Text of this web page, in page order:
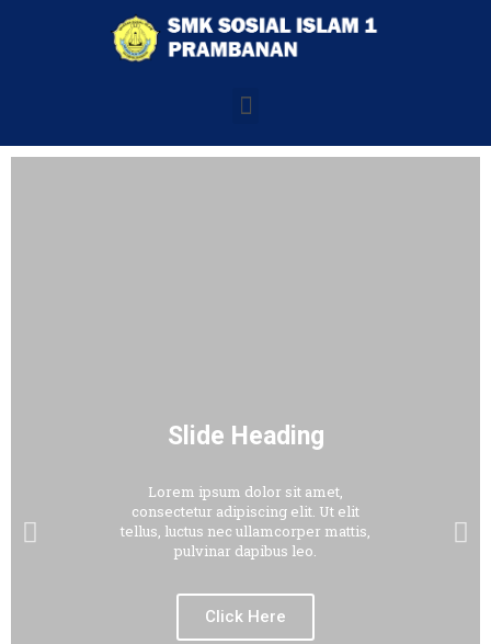
Slide Heading
Lorem ipsum dolor sit amet,
consectetur adipiscing elit. Ut elit
tellus, luctus nec ullamcorper mattis,
pulvinar dapibus leo.
Click Here